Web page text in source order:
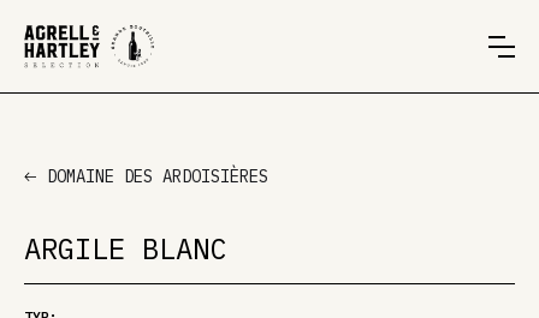
DOMAINE DES ARDOISIÈRES
ARGILE BLANC